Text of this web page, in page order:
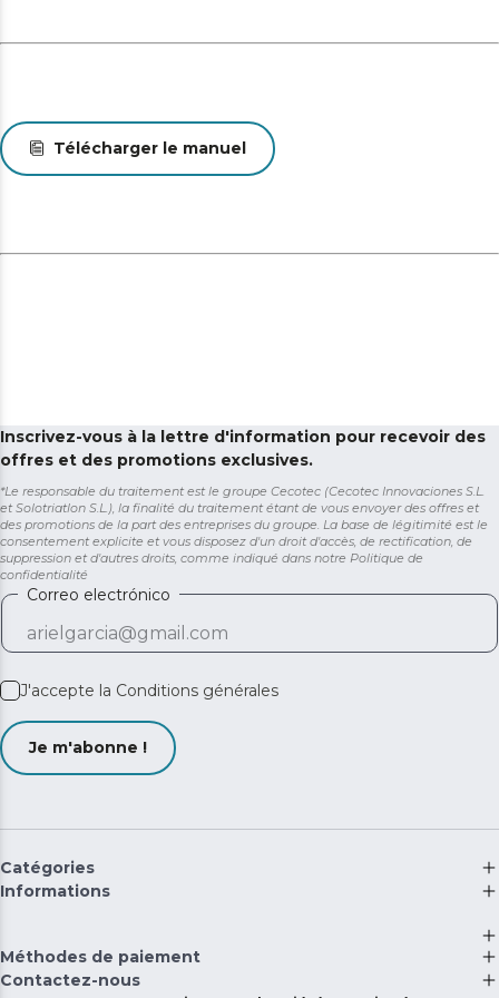
chaque situation.
Télécharger le manuel
Inscrivez-vous à la lettre d'information pour recevoir des
offres et des promotions exclusives.
*Le responsable du traitement est le groupe Cecotec (Cecotec Innovaciones S.L.
et Solotriatlon S.L.), la finalité du traitement étant de vous envoyer des offres et
des promotions de la part des entreprises du groupe. La base de légitimité est le
consentement explicite et vous disposez d'un droit d'accès, de rectification, de
suppression et d'autres droits, comme indiqué dans notre Politique de
confidentialité
Correo electrónico
J'accepte la Conditions générales
Je m'abonne !
Catégories
Informations
Méthodes de paiement
Contactez-nous